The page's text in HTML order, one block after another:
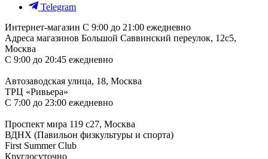
Telegram
Интернет-магазин С 9:00 до 21:00 ежедневно
Адреса магазинов Большой Саввинский переулок, 12с5,
Москва
С 9:00 до 20:45 ежедневно
Автозаводская улица, 18, Москва
ТРЦ «Ривьера»
С 7:00 до 23:00 ежедневно
Проспект мира 119 с27, Москва
ВДНХ (Павильон физкультуры и спорта)
First Summer Club
Круглосуточно